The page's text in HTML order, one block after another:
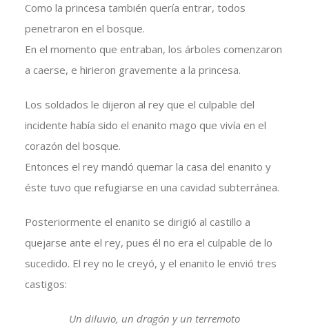
Como la princesa también quería entrar, todos
penetraron en el bosque.
En el momento que entraban, los árboles comenzaron
a caerse, e hirieron gravemente a la princesa.
Los soldados le dijeron al rey que el culpable del
incidente había sido el enanito mago que vivía en el
corazón del bosque.
Entonces el rey mandó quemar la casa del enanito y
éste tuvo que refugiarse en una cavidad subterránea.
Posteriormente el enanito se dirigió al castillo a
quejarse ante el rey, pues él no era el culpable de lo
sucedido. El rey no le creyó, y el enanito le envió tres
castigos:
Un diluvio, un dragón y un terremoto